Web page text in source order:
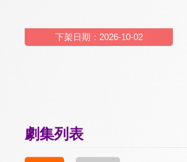
下架日期：2026-10-02
劇集列表